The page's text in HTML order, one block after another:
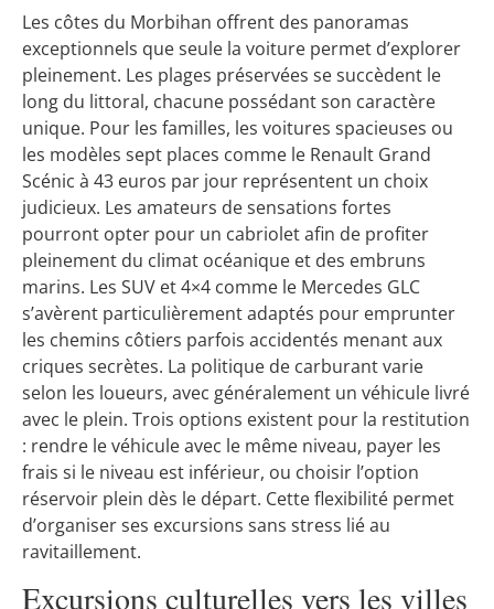
Les côtes du Morbihan offrent des panoramas
exceptionnels que seule la voiture permet d’explorer
pleinement. Les plages préservées se succèdent le
long du littoral, chacune possédant son caractère
unique. Pour les familles, les voitures spacieuses ou
les modèles sept places comme le Renault Grand
Scénic à 43 euros par jour représentent un choix
judicieux. Les amateurs de sensations fortes
pourront opter pour un cabriolet afin de profiter
pleinement du climat océanique et des embruns
marins. Les SUV et 4×4 comme le Mercedes GLC
s’avèrent particulièrement adaptés pour emprunter
les chemins côtiers parfois accidentés menant aux
criques secrètes. La politique de carburant varie
selon les loueurs, avec généralement un véhicule livré
avec le plein. Trois options existent pour la restitution
: rendre le véhicule avec le même niveau, payer les
frais si le niveau est inférieur, ou choisir l’option
réservoir plein dès le départ. Cette flexibilité permet
d’organiser ses excursions sans stress lié au
ravitaillement.
Excursions culturelles vers les villes